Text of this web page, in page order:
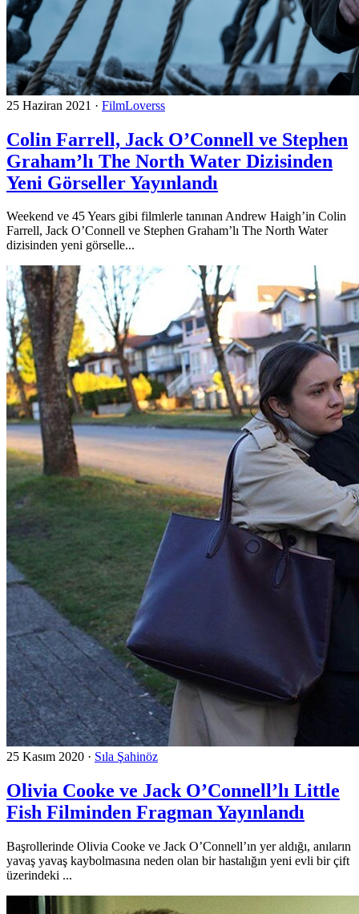
25 Haziran 2021 · FilmLoverss
Colin Farrell, Jack O’Connell ve Stephen
Graham’lı The North Water Dizisinden
Yeni Görseller Yayınlandı
Weekend ve 45 Years gibi filmlerle tanınan Andrew Haigh’in Colin
Farrell, Jack O’Connell ve Stephen Graham’lı The North Water
dizisinden yeni görselle...
25 Kasım 2020 · Sıla Şahinöz
Olivia Cooke ve Jack O’Connell’lı Little
Fish Filminden Fragman Yayınlandı
Başrollerinde Olivia Cooke ve Jack O’Connell’ın yer aldığı, anıların
yavaş yavaş kaybolmasına neden olan bir hastalığın yeni evli bir çift
üzerindeki ...